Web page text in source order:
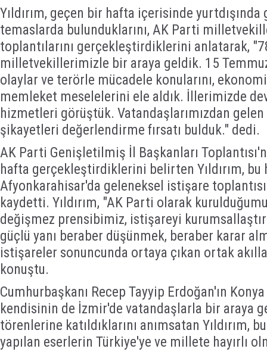
Yıldırım, geçen bir hafta içerisinde
temaslarda bulunduklarını, AK Parti
toplantılarını gerçekleştirdiklerini anlatarak,
milletvekillerimizle bir araya geldik. 15
olaylar ve terörle mücadele konularını,
memleket meselelerini ele aldık. İllerimizde
hizmetleri görüştük. Vatandaşlarımızdan
şikayetleri değerlendirme fırsatı bulduk." dedi.
AK Parti Genişletilmiş İl Başkanları
hafta gerçekleştirdiklerini belirten Yıldırım, bu
Afyonkarahisar'da geleneksel istişare
kaydetti. Yıldırım, "AK Parti olarak
değişmez prensibimiz, istişareyi
güçlü yanı beraber düşünmek, beraber karar
istişareler sonuncunda ortaya çıkan ortak
konuştu.
Cumhurbaşkanı Recep Tayyip Erdoğan'ın
kendisinin de İzmir'de vatandaşlarla bir araya
törenlerine katıldıklarını anımsatan Yıldırım,
yapılan eserlerin Türkiye'ye ve millete hayırlı